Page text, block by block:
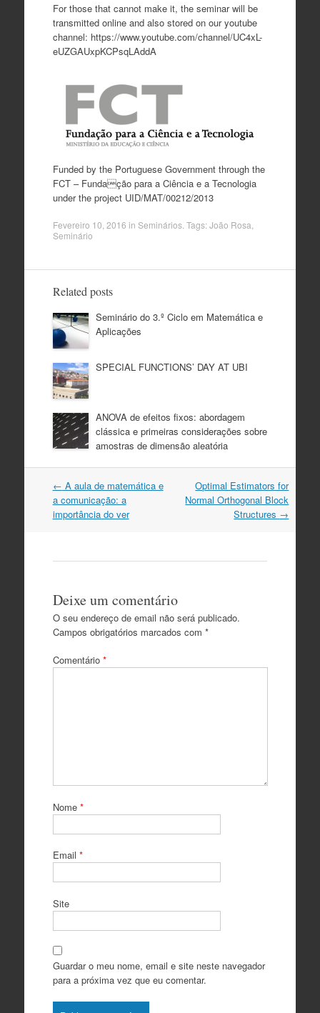
For those that cannot make it, the seminar will be
transmitted online and also stored on our youtube
channel: https://www.youtube.com/channel/UC4xL-
eUZGAUxpKCPsqLAddA
Funded by the Portuguese Government through the
FCT – Fundação para a Ciência e a Tecnologia
under the project UID/MAT/00212/2013
Fevereiro 10, 2016 in Seminários. Tags:João Rosa
Seminário
Related posts
Seminário do 3.º Ciclo em Matemática e
Aplicações
SPECIAL FUNCTIONS’ DAY AT UBI
ANOVA de efeitos fixos: abordagem
clássica e primeiras considerações sobre
amostras de dimensão aleatória
Post
navigation
← A aula de matemática e
a comunicação: a
importância do ver
Optimal Estimators for
Normal Orthogonal Block
Structures →
Deixe um comentário
O seu endereço de email não será publicado.
Campos obrigatórios marcados com *
Comentário *
Nome *
Email *
Site
Guardar o meu nome, email e site neste navegador
para a próxima vez que eu comentar.